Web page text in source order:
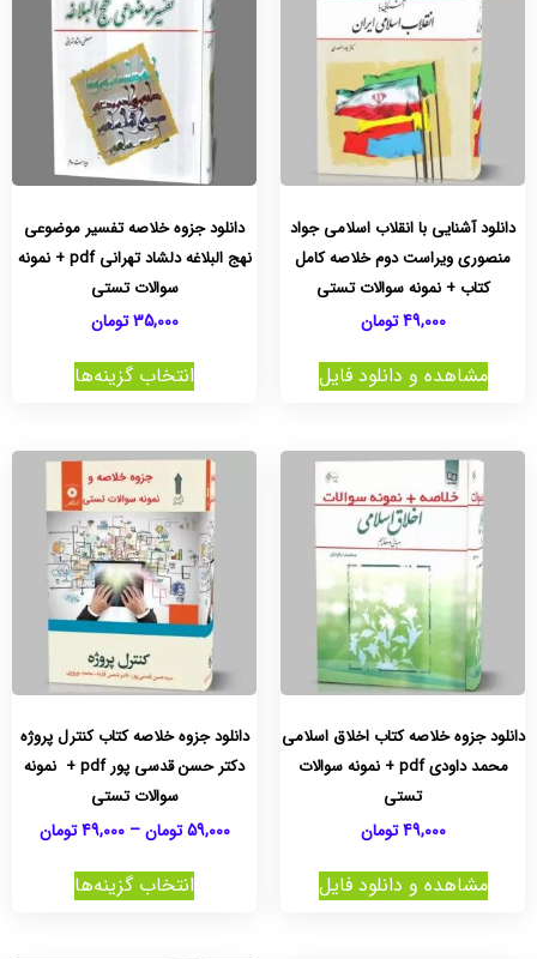
دانلود آشنایی با انقلاب اسلامی جواد
منصوری ویراست دوم خلاصه کامل
کتاب + نمونه سوالات تستی
49,000 تومان
مشاهده و دانلود فایل
دانلود جزوه خلاصه تفسیر موضوعی
نهج البلاغه دلشاد تهرانی pdf + نمونه
سوالات تستی
35,000 تومان
انتخاب گزینه‌ها
دانلود جزوه خلاصه کتاب اخلاق اسلامی
محمد داودی pdf + نمونه سوالات
تستی
49,000 تومان
مشاهده و دانلود فایل
دانلود جزوه خلاصه کتاب کنترل پروژه
دکتر حسن قدسی پور pdf + نمونه
سوالات تستی
59,000 تومان –
49,000 تومان
انتخاب گزینه‌ها